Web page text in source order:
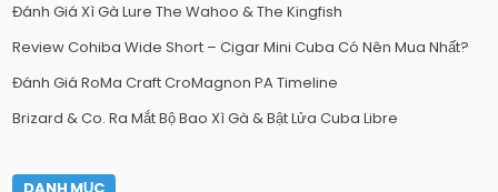
Đánh Giá Xì Gà Lure The Wahoo & The Kingfish
Review Cohiba Wide Short – Cigar Mini Cuba Có Nên Mua Nhất?
Đánh Giá RoMa Craft CroMagnon PA Timeline
Brizard & Co. Ra Mắt Bộ Bao Xì Gà & Bật Lửa Cuba Libre